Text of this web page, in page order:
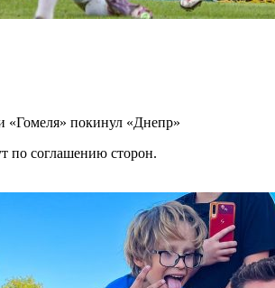
«Гомеля» покинул «Днепр»
по соглашению сторон.